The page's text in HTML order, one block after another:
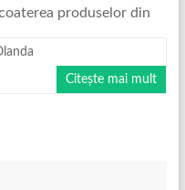
produselor din
Citește mai mult